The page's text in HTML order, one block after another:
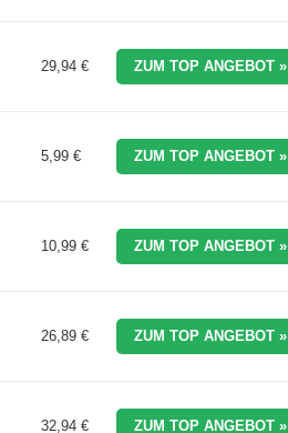
29,94 € ZUM TOP ANGEBOT »
5,99 € ZUM TOP ANGEBOT »
10,99 € ZUM TOP ANGEBOT »
26,89 € ZUM TOP ANGEBOT »
32,94 € ZUM TOP ANGEBOT »